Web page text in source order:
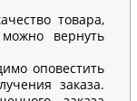
товара,
вернуть
оповестить
заказа.